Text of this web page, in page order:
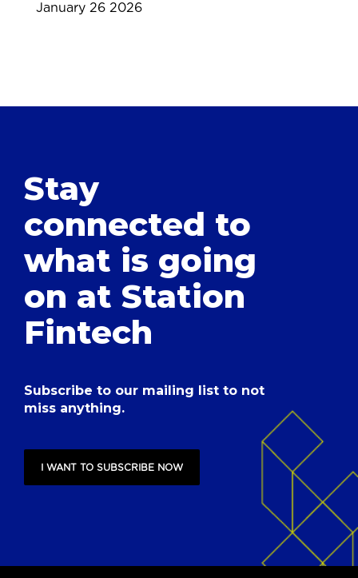
January 26 2026
Stay
connected to
what is going
on at Station
Fintech
Subscribe to our mailing list to not
miss anything.
I WANT TO SUBSCRIBE NOW